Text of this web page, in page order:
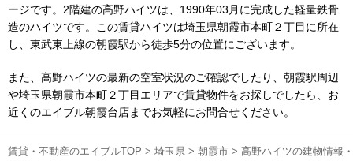
ージです。2階建の高野ハイツは、1990年03月に完成した軽量鉄骨
造のハイツです。この賃貸ハイツは埼玉県朝霞市本町２丁目に所在
し、東武東上線の朝霞駅から徒歩5分の位置にございます。
また、高野ハイツの最新の空室状況のご確認でしたり、朝霞駅周辺
や埼玉県朝霞市本町２丁目エリアで賃貸物件をお探しでしたら、お
近くのエイブル朝霞台店までお気軽にお問合せください。
賃貸・不動産のエイブルTOP > 埼玉県 > 朝霞市 > 高野ハイツの建物情報